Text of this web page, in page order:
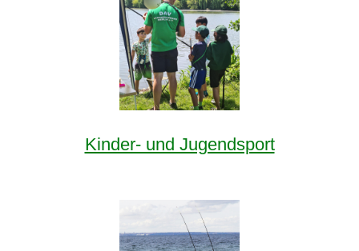
Kinder- und Jugendsport